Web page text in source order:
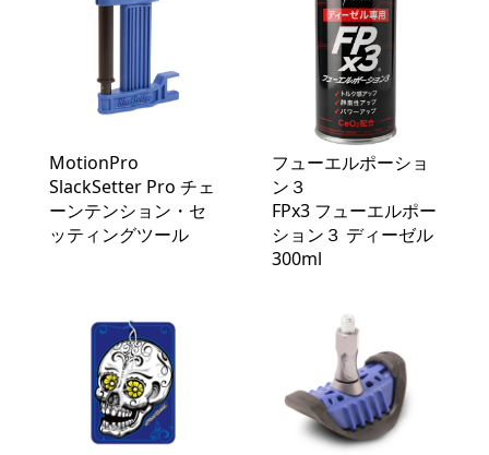
MotionPro
SlackSetter Pro チェ
ーンテンション・セ
ッティングツール
フューエルポーショ
ン３
FPx3 フューエルポー
ション３ ディーゼル
300ml